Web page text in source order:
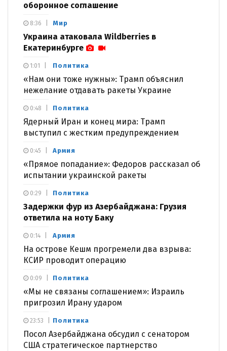
оборонное соглашение
Мир
Украина атаковала Wildberries в
Екатеринбурге
8:36
Политика
«Нам они тоже нужны»: Трамп объяснил
нежелание отдавать ракеты Украине
1:01
Политика
Ядерный Иран и конец мира: Трамп
выступил с жестким предупреждением
0:48
Армия
«Прямое попадание»: Федоров рассказал об
испытании украинской ракеты
0:45
Политика
Задержки фур из Азербайджана: Грузия
ответила на ноту Баку
0:29
Армия
На острове Кешм прогремели два взрыва:
КСИР проводит операцию
0:14
Политика
«Мы не связаны соглашением»: Израиль
пригрозил Ирану ударом
0:09
Политика
Посол Азербайджана обсудил с сенатором
США стратегическое партнерство
23:53